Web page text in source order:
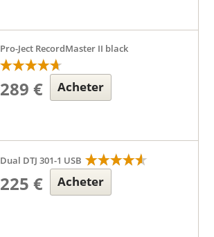
Pro-Ject RecordMaster II black
289 € Acheter
Dual DTJ 301-1 USB
225 € Acheter